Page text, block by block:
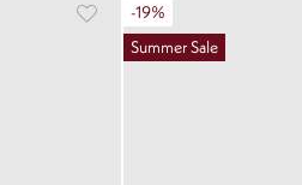
-19%
Summer Sale